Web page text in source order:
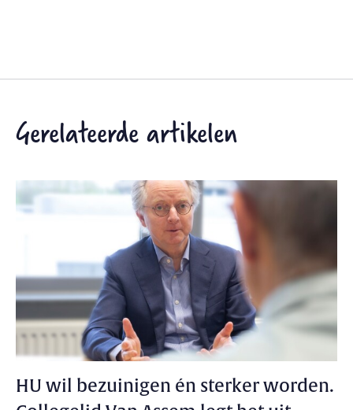
Gerelateerde artikelen
HU wil bezuinigen én sterker worden.